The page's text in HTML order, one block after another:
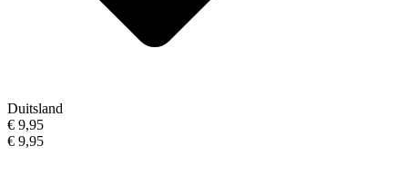
Duitsland
€ 9,95
€ 9,95